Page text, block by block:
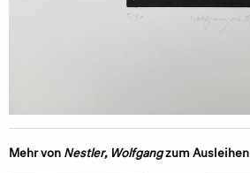
Mehr vonNestler, Wolfgangzum Ausleihen